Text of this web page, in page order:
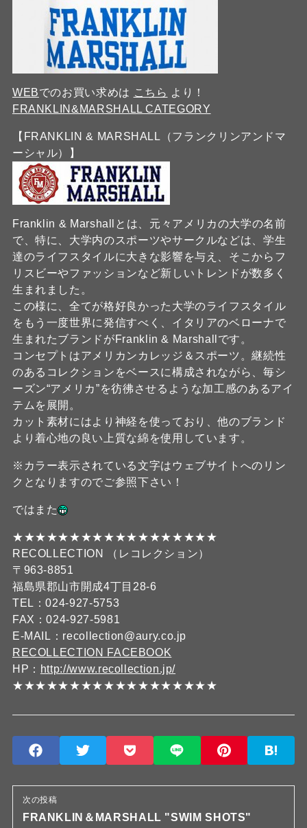
WEBでのお買い求めは こちら より！
FRANKLIN&MARSHALL CATEGORY
【FRANKLIN & MARSHALL（フランクリンアンドマ
ーシャル）】
Franklin & Marshallとは、元々アメリカの大学の名前
で、特に、大学内のスポーツやサークルなどは、学生
達のライフスタイルに大きな影響を与え、そこからフ
リスビーやファッションなど新しいトレンドが数多く
生まれました。
この様に、全てが格好良かった大学のライフスタイル
をもう一度世界に発信すべく、イタリアのベローナで
生まれたブランドがFranklin & Marshallです。
コンセプトはアメリカンカレッジ＆スポーツ。継続性
のあるコレクションをベースに構成されながら、毎シ
ーズン“アメリカ”を彷彿させるような加工感のあるアイ
テムを展開。
カット素材にはより神経を使っており、他のブランド
より着心地の良い上質な綿を使用しています。
※カラー表示されている文字はウェブサイトへのリン
クとなりますのでご参照下さい！
ではまた
★★★★★★★★★★★★★★★★★★
RECOLLECTION （レコレクション）
〒963-8851
福島県郡山市開成4丁目28-6
TEL：024-927-5753
FAX：024-927-5981
E-MAIL：recollection@aury.co.jp
RECOLLECTION FACEBOOK
HP： http://www.recollection.jp/
★★★★★★★★★★★★★★★★★★
次の投稿
FRANKLIN＆MARSHALL "SWIM SHOTS"